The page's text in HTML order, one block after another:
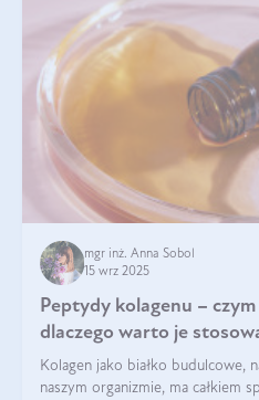
mgr inż. Anna Sobol
15 wrz 2025
Peptydy kolagenu – czym
dlaczego warto je
Kolagen jako białko budulcowe,
naszym organizmie, ma całkiem